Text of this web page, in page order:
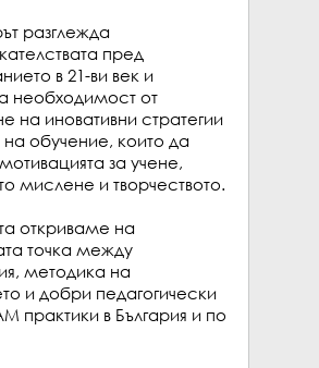
разглежда
пред
в 21-ви век и
необходимост от
на иновативни стратегии
обучение, които да
за учене,
мислене и творчеството.
откриваме на
точка между
методика на
и добри педагогически
практики в България и по